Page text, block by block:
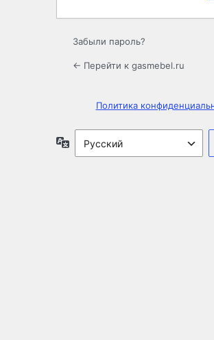
Забыли пароль?
← Перейти к gasmebel.ru
Политика
Язык